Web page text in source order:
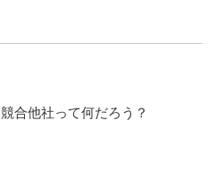
競合他社って何だろう？